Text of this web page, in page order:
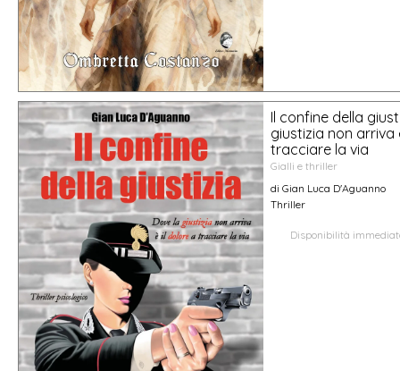
Il confine della
giustizia non arriva
tracciare la via
Gialli e thriller
di Gian Luca D'Aguanno
Thriller
Disponibilità